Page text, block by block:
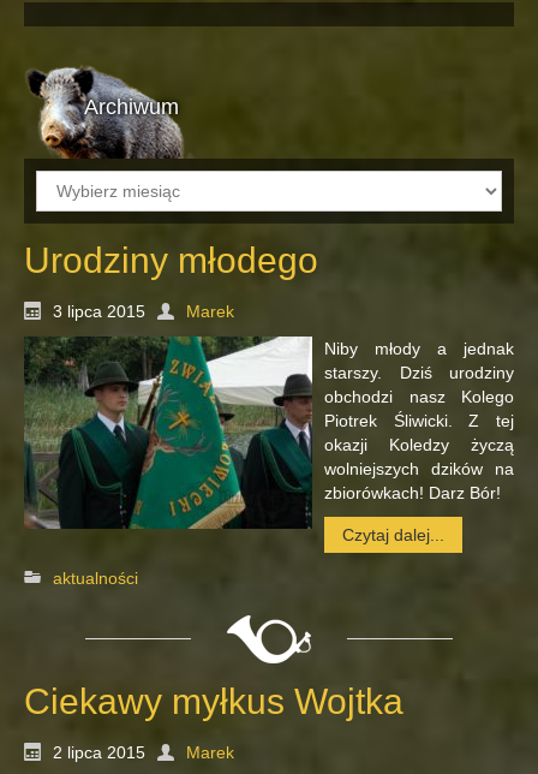
Archiwum
Archiwum
Urodziny młodego
3 lipca 2015
Marek
Niby młody a jednak
starszy. Dziś urodziny
obchodzi nasz Kolego
Piotrek Śliwicki. Z tej
okazji Koledzy życzą
wolniejszych dzików na
zbiorówkach! Darz Bór!
Czytaj dalej...
aktualności
Ciekawy myłkus Wojtka
2 lipca 2015
Marek